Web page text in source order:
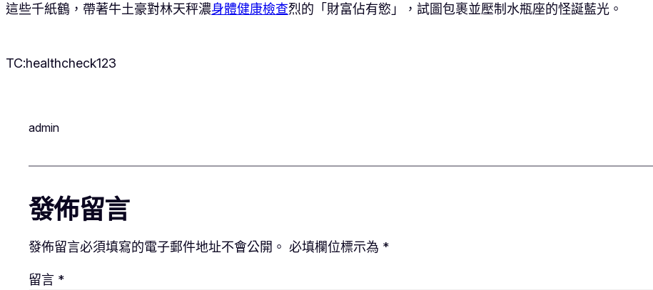
這些千紙鶴，帶著牛土豪對林天秤濃身體健康檢查烈的「財富佔有慾」，試圖包裹並壓制水瓶座的怪誕藍光。
TC:healthcheck123
admin
發佈留言
發佈留言必須填寫的電子郵件地址不會公開。 必填欄位標示為 *
留言 *